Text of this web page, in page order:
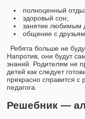
полноценный
здоровый сон;
занятие любимым
общение с
Ребята больше не
Напротив, они будут
знаний. Родителям не
детей как следует
прекрасно справится с
педагога.
Решебник —